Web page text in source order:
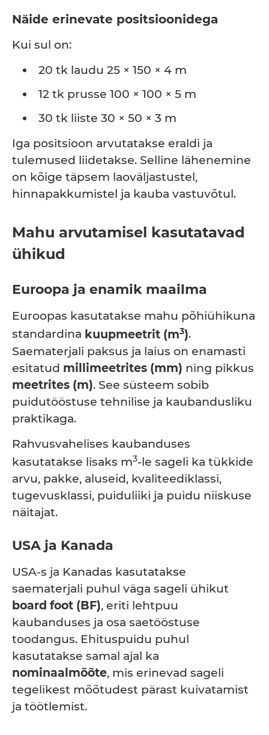
Näide erinevate positsioonidega
Kui sul on:
20 tk laudu 25 × 150 × 4 m
12 tk prusse 100 × 100 × 5 m
30 tk liiste 30 × 50 × 3 m
Iga positsioon arvutatakse eraldi ja
tulemused liidetakse. Selline lähenemine
on kõige täpsem laoväljastustel,
hinnapakkumistel ja kauba vastuvõtul.
Mahu arvutamisel kasutatavad
ühikud
Euroopa ja enamik maailma
Euroopas kasutatakse mahu põhiühikuna
standardina kuupmeetrit (m3).
Saematerjali paksus ja laius on enamasti
esitatud millimeetrites (mm) ning pikkus
meetrites (m). See süsteem sobib
puidutööstuse tehnilise ja kaubandusliku
praktikaga.
Rahvusvahelises kaubanduses
kasutatakse lisaks m3-le sageli ka tükkide
arvu, pakke, aluseid, kvaliteediklassi,
tugevusklassi, puiduliiki ja puidu niiskuse
näitajat.
USA ja Kanada
USA-s ja Kanadas kasutatakse
saematerjali puhul väga sageli ühikut
board foot (BF), eriti lehtpuu
kaubanduses ja osa saetööstuse
toodangus. Ehituspuidu puhul
kasutatakse samal ajal ka
nominaalmõõte, mis erinevad sageli
tegelikest mõõtudest pärast kuivatamist
ja töötlemist.